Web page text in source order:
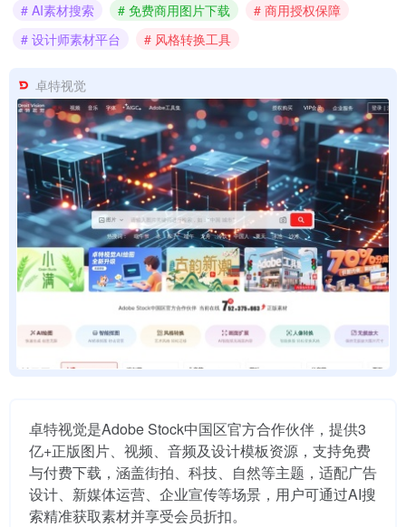
# AI素材搜索
# 免费商用图片下载
# 商用授权保障
# 设计师素材平台
# 风格转换工具
卓特视觉
卓特视觉是Adobe Stock中国区官方合作伙伴，提供3
亿+正版图片、视频、音频及设计模板资源，支持免费
与付费下载，涵盖街拍、科技、自然等主题，适配广告
设计、新媒体运营、企业宣传等场景，用户可通过AI搜
索精准获取素材并享受会员折扣。